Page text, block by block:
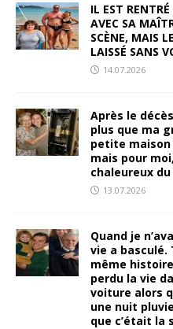
IL EST
AVEC SA
SCÈNE, MAIS
LAISSÉ SANS
14.07.2026
Après le
plus que ma
petite maison
mais pour
chaleureux
13.07.2026
Quand je
vie a
même
perdu la vie
voiture alors
une nuit
que c’était la